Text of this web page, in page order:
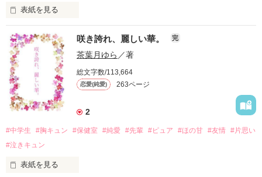
偽りの色で染まりかけていた人生を、
君が塗り変えてくれたんだ。
執筆開始　2026/03/31
更新開始　2026/04/26
執筆終了　2026/06/30
「バカっ、今更遅いんだよ……っ」
声を震わせて泣き崩れる君を見た時、
私は一生、君の傍にいると誓った。
『赤い瞳に今日も溺れる』
『ほろ苦彼氏の甘い口づけ』
結局最後まで女心を理解できなかったけど、
誰よりも愛に溢れた最高の王子様だった。
｡
。
｡
。
。
これはわずか7日間の
容姿も性格も天と地の差。
どこからどう見ても釣り合わない。
だから不発に終わって正解だ。
そう諦めていたけれど──。
「皆吉さんのバカバカバカっ。バカ正直者っ」
「マジ？　俺もだよ。お揃いだね」
皆さまこんにちは。茶葉月 ゆらです。
異常的な暑さが続いている今年の夏。
「少しでも涼みたい！」という方々に向け、ちょっぴり気味の
悪い話に挑戦してみました。
苦手な方はご注意ください。
表紙を見る
新年度を目前に控えた春。
私たちの住む町に、
突如ミステリーサークルが現れた。
UFO？　宇宙人？　災いの前触れ？
町中が大騒ぎになった翌日──。
「実は僕、人間じゃないんです」
咲き誇れ、麗しい華。 完
茶葉月ゆら ／著
総文字数/113,664
恋愛(純愛) 263ページ
2
#中学生 #胸キュン #保健室 #純愛 #先輩 #ピュア #ほの甘 #友情 #片思い
#泣きキュン
表紙を見る